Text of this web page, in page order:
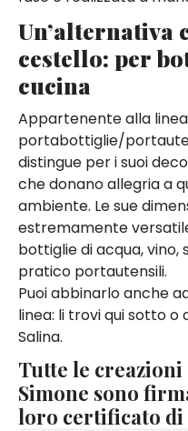
Un’alternativa
cestello: per
cucina
Appartenente alla
portabottiglie/
distingue per i suoi
che donano allegria a
ambiente. Le sue
estremamente
bottiglie di acqua,
pratico portautensili.
Puoi abbinarlo anche
linea: li trovi qui sotto
Salina.
Tutte le creazioni
Simone sono
loro certificato